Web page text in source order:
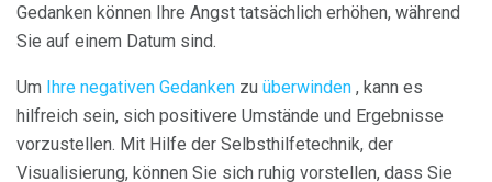
Gedanken können Ihre Angst tatsächlich erhöhen, während
Sie auf einem Datum sind.
Um Ihre negativen Gedanken zu überwinden , kann es
hilfreich sein, sich positivere Umstände und Ergebnisse
vorzustellen. Mit Hilfe der Selbsthilfetechnik, der
Visualisierung, können Sie sich ruhig vorstellen, dass Sie